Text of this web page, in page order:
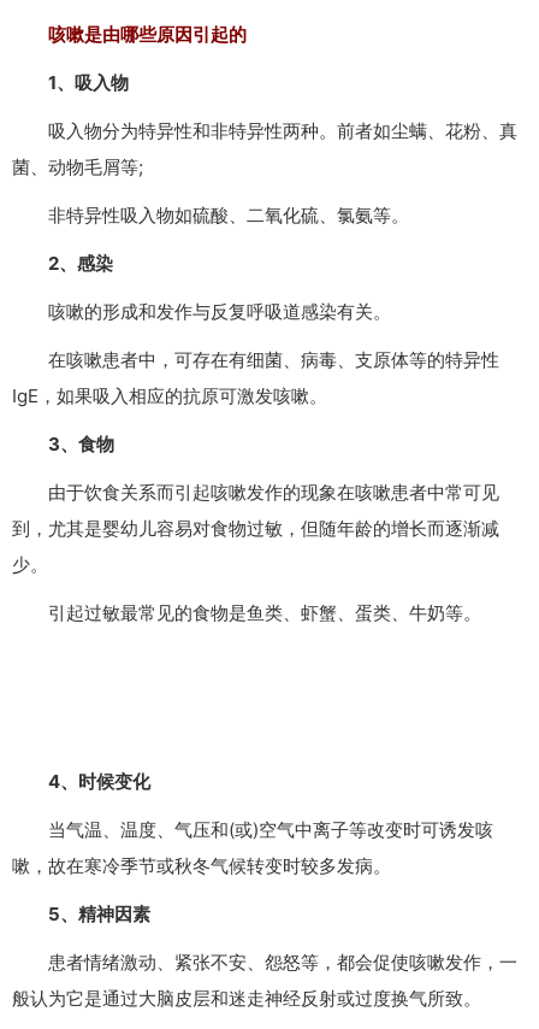
咳嗽是由哪些原因引起的
1、吸入物
吸入物分为特异性和非特异性两种。前者如尘螨、花粉、真
菌、动物毛屑等;
非特异性吸入物如硫酸、二氧化硫、氯氨等。
2、感染
咳嗽的形成和发作与反复呼吸道感染有关。
在咳嗽患者中，可存在有细菌、病毒、支原体等的特异性
IgE，如果吸入相应的抗原可激发咳嗽。
3、食物
由于饮食关系而引起咳嗽发作的现象在咳嗽患者中常可见
到，尤其是婴幼儿容易对食物过敏，但随年龄的增长而逐渐减
少。
引起过敏最常见的食物是鱼类、虾蟹、蛋类、牛奶等。
4、时候变化
当气温、温度、气压和(或)空气中离子等改变时可诱发咳
嗽，故在寒冷季节或秋冬气候转变时较多发病。
5、精神因素
患者情绪激动、紧张不安、怨怒等，都会促使咳嗽发作，一
般认为它是通过大脑皮层和迷走神经反射或过度换气所致。